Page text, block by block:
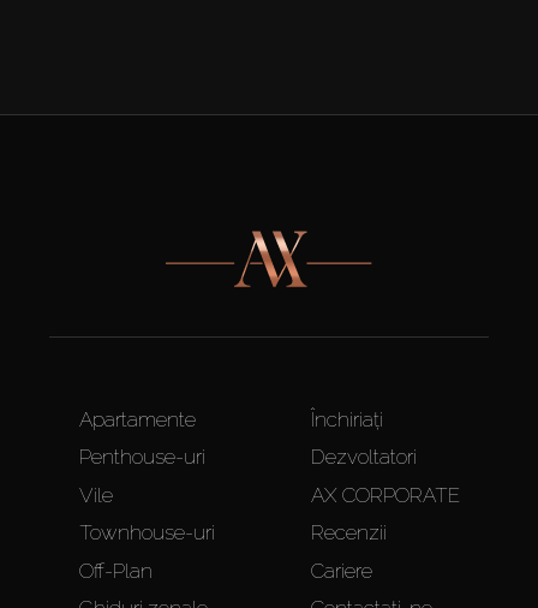
Apartamente
Penthouse-uri
Vile
Townhouse-uri
Off-Plan
Închiriați
Dezvoltatori
AX CORPORATE
Recenzii
Cariere